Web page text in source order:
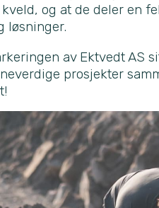
og at de deler en
løsninger.
av Ektvedt AS
prosjekter